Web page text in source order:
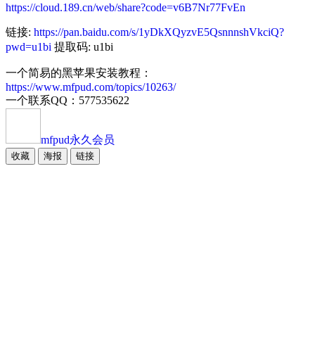
https://cloud.189.cn/web/share?code=v6B7Nr77FvEn
链接: https://pan.baidu.com/s/1yDkXQyzvE5QsnnnshVkciQ?
pwd=u1bi 提取码: u1bi
一个简易的黑苹果安装教程：
https://www.mfpud.com/topics/10263/
一个联系QQ：577535622
mfpud永久会员
收藏 海报 链接